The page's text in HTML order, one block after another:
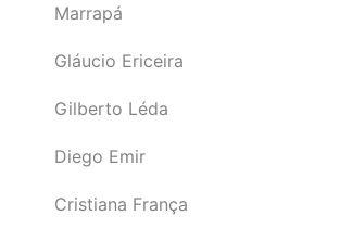
Marrapá
Gláucio Ericeira
Gilberto Léda
Diego Emir
Cristiana França